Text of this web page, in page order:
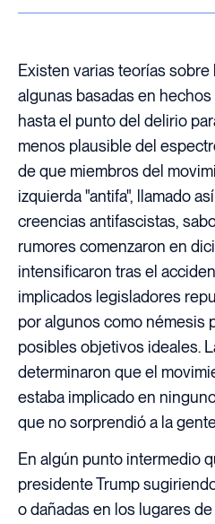
Existen varias teorías
algunas basadas en
hasta el punto del delirio
menos plausible del
de que miembros del
izquierda "antifa", llamado
creencias antifascistas,
rumores comenzaron en
intensificaron tras el
implicados legisladores
por algunos como némesis
posibles objetivos ideales.
determinaron que el
estaba implicado en
que no sorprendió a la
En algún punto intermedio
presidente Trump
o dañadas en los lugares